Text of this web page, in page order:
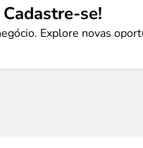
Cadastre-se!
Explore novas